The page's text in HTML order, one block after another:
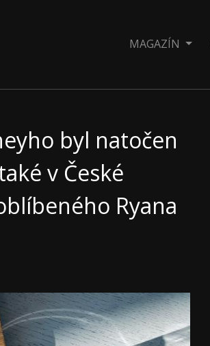
MAGAZÍN
byl natočen
v České
Ryana